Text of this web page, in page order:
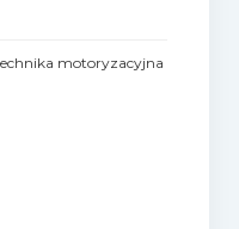
motoryzacyjna